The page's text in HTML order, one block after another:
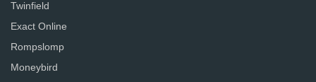
Twinfield
Exact Online
Rompslomp
Moneybird